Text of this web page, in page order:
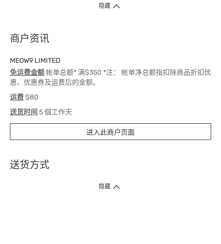
隐藏
商户资讯
MEOW9 LIMITED
免运费金额帐单总额* 满$350 *注： 帐单净总额指扣除商品折扣优
惠、优惠券及运费后的金额。
运费$80
送货时间 5 個工作天
进入此商户页面
送货方式
1. 送货到府（受卫生署条例规管产品除外 ）
隐藏